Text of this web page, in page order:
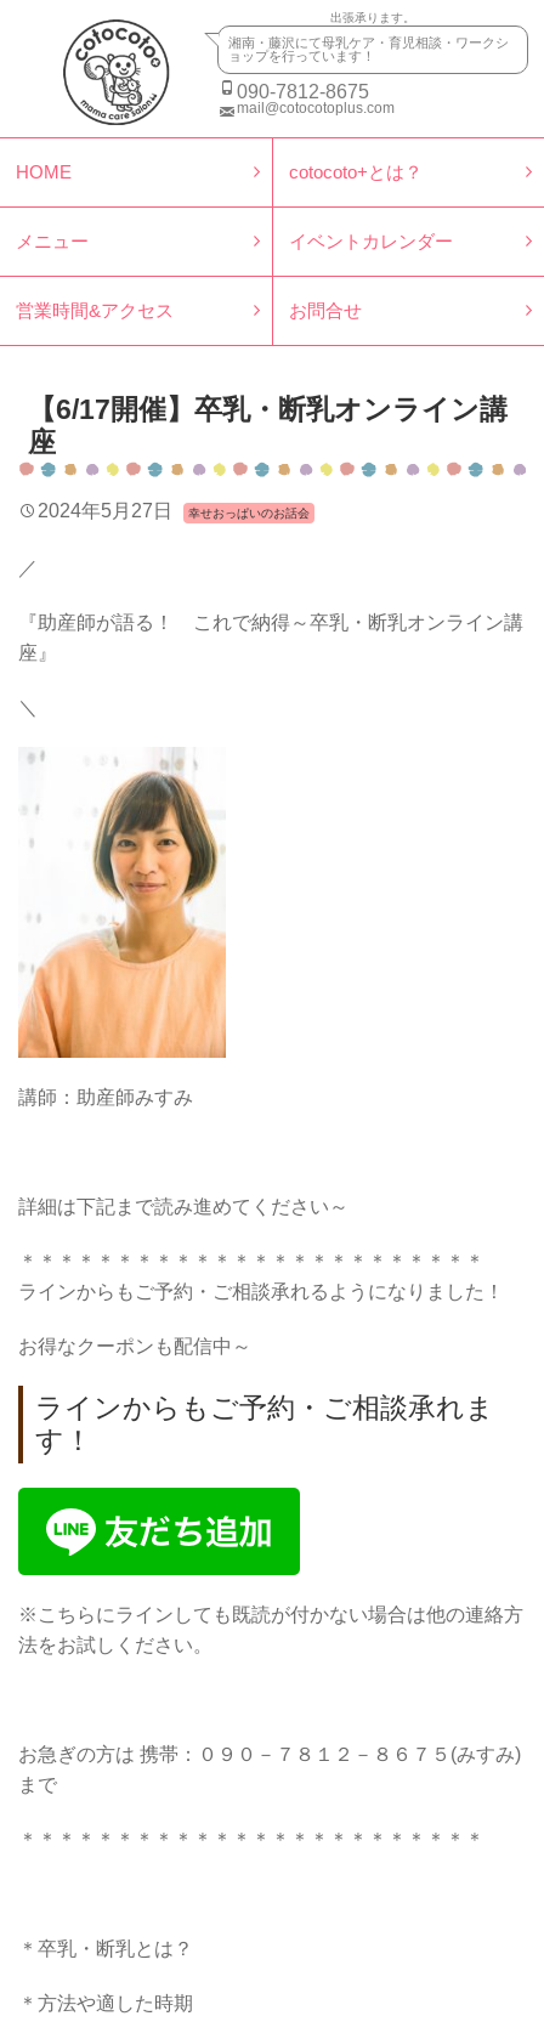
出張承ります。
湘南・藤沢にて母乳ケア・育児相談・ワークシ
ョップを行っています！
090-7812-8675
mail@cotocotoplus.com
HOME cotocoto+とは？
メニュー イベントカレンダー
営業時間&アクセス お問合せ
【6/17開催】卒乳・断乳オンライン講
座
2024年5月27日 幸せおっぱいのお話会
／
『助産師が語る！ これで納得～卒乳・断乳オンライン講
座』
＼
講師：助産師みすみ
詳細は下記まで読み進めてください～
＊＊＊＊＊＊＊＊＊＊＊＊＊＊＊＊＊＊＊＊＊＊＊＊
ラインからもご予約・ご相談承れるようになりました！
お得なクーポンも配信中～
ラインからもご予約・ご相談承れま
す！
※こちらにラインしても既読が付かない場合は他の連絡方
法をお試しください。
お急ぎの方は 携帯：０９０－７８１２－８６７５(みすみ)
まで
＊＊＊＊＊＊＊＊＊＊＊＊＊＊＊＊＊＊＊＊＊＊＊＊
＊卒乳・断乳とは？
＊方法や適した時期